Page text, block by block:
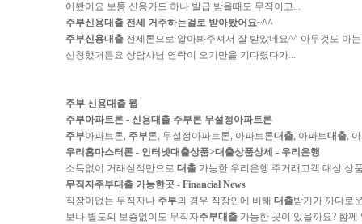
어봤어요 보통 신용카드 하나 발급 받을때도 무직이고...
주부신용대출 전세 거주하는걸로 받아봤어요~^^
주부신용대출 전세론으로 알아봐주셔서 잘 받았네요^^ 아무것도 아
신청했거든요 상담사님 연락이 오기만을 기다렸다가...
주부 신용대출 웹
주부아파트론 - 신용대출 주부론 무설정아파트론
주부아파트론, 주부론, 무설정아파트론, 아파트론대출, 아파트대출,
우리홈마스터론 - 인터넷대출상품>대출상품상세 - 우리은행
소득없이 거래실적만으로 대출 가능한 우리은행 주거래고객 대상 상
무직자주부대출 가능한곳 - Financial News
직장이없는 무직자나 주부의 경우 직장인에 비해 대출받기가 까다로
보나 별도의 보증없이도 무직자주부대출 가능한 곳이 있을까요? 함